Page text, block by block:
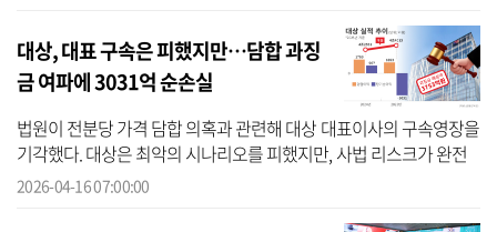
대상, 대표 구속은 피했지만…담합 과징
금 여파에 3031억 순손실
법원이 전분당 가격 담합 의혹과 관련해 대상 대표이사의 구속영장을
기각했다. 대상은 최악의 시나리오를 피했지만, 사법 리스크가 완전
히 해소되지 않은데다 과징금 영향으로 3000억원대의 순손실을 떠안
2026-04-16 07:00:00